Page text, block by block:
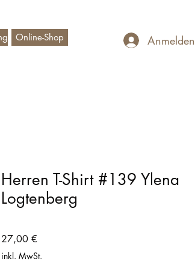
Anmelden
Online-Shop
Herren T-Shirt #139 Ylena
Logtenberg
27,00 €Preis
inkl. MwSt.